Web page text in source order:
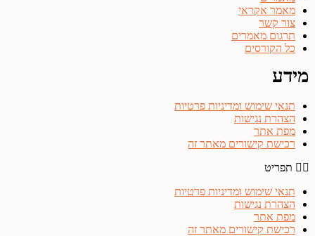
מאמר אקראי
צור קשר
תרגום מאמרים
כל הקורסים
מידע
תנאי שימוש ומדיניות פרטיות
הצהרת נגישות
מפת אתר
רכישת קישורים מאתר זה
תפריט
תנאי שימוש ומדיניות פרטיות
הצהרת נגישות
מפת אתר
רכישת קישורים מאתר זה